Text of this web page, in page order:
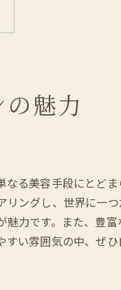
魅力
る美容手段にとど
リングし、世界に一
力です。また、豊
い雰囲気の中、ぜ